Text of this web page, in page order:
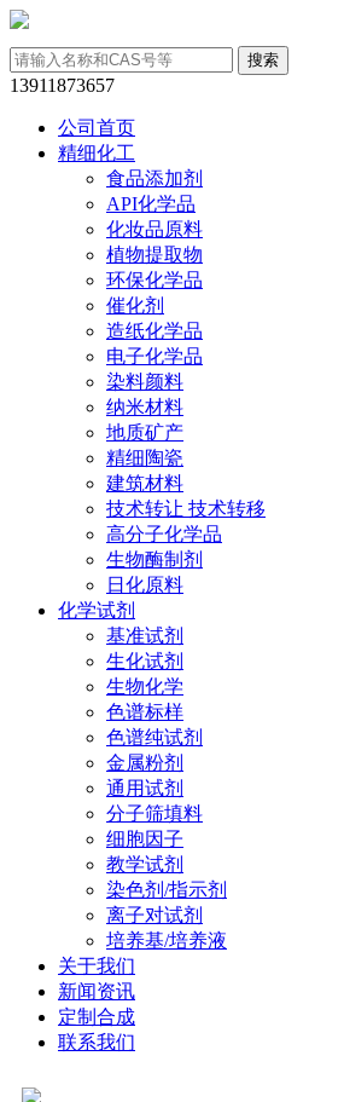
13911873657
公司首页
精细化工
食品添加剂
API化学品
化妆品原料
植物提取物
环保化学品
催化剂
造纸化学品
电子化学品
染料颜料
纳米材料
地质矿产
精细陶瓷
建筑材料
技术转让 技术转移
高分子化学品
生物酶制剂
日化原料
化学试剂
基准试剂
生化试剂
生物化学
色谱标样
色谱纯试剂
金属粉剂
通用试剂
分子筛填料
细胞因子
教学试剂
染色剂/指示剂
离子对试剂
培养基/培养液
关于我们
新闻资讯
定制合成
联系我们